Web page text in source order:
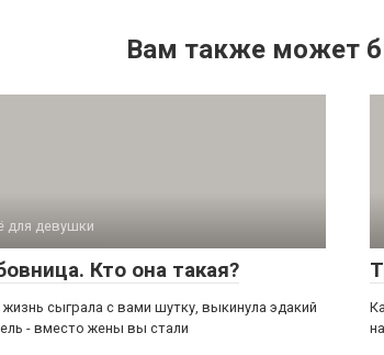
Вам также может
для девушки
Кто она такая?
жизнь сыграла с вами шутку, выкинула эдакий
- вместо жены вы стали